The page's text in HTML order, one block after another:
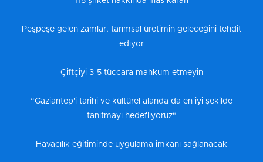
Peşpeşe gelen zamlar, tarımsal üretimin geleceğini tehdit
ediyor
Çiftçiyi 3-5 tüccara mahkum etmeyin
“Gaziantep'i tarihi ve kültürel alanda da en iyi şekilde
tanıtmayı hedefliyoruz"
Havacılık eğitiminde uygulama imkanı sağlanacak